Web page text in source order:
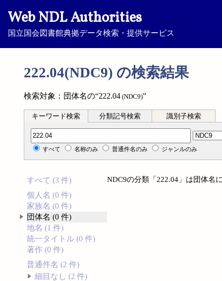
Web NDL Authorities
国立国会図書館典拠データ検索・提供サービス
222.04(NDC9) の検索結果
検索対象：団体名の“222.04 (NDC9)”
キーワード検索 分類記号検索 識別子検索
分類記号検索
すべて 名称のみ 普通件名のみ ジャンルのみ
すべて (3 件)
個人名 (0 件)
家族名 (0 件)
団体名 (0 件)
地名 (1 件)
統一タイトル (0 件)
著作 (0 件)
普通件名 (2 件)
細目なし (2 件)
NDC9の分類「222.04」は団体名